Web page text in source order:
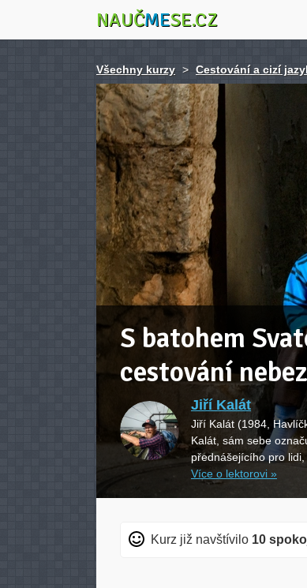
NAUČMESE.CZ
Všechny kurzy > Cestování a cizí
S batohem
cestování
Jiří Kalát
Jiří Kalát (1984,
Kalát, sám sebe
přednášejícího pro
Více o lektorovi »
Kurz již navštívilo 10